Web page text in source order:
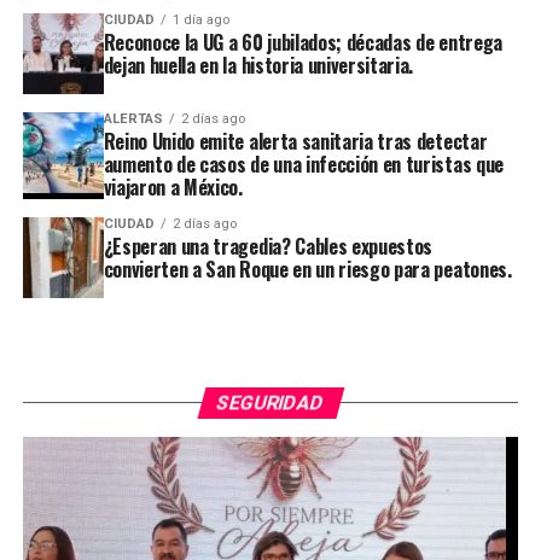
CIUDAD 1 día ago
Reconoce la UG a 60 jubilados; décadas de entrega
dejan huella en la historia universitaria.
ALERTAS 2 días ago
Reino Unido emite alerta sanitaria tras detectar
aumento de casos de una infección en turistas que
viajaron a México.
CIUDAD 2 días ago
¿Esperan una tragedia? Cables expuestos
convierten a San Roque en un riesgo para peatones.
SEGURIDAD